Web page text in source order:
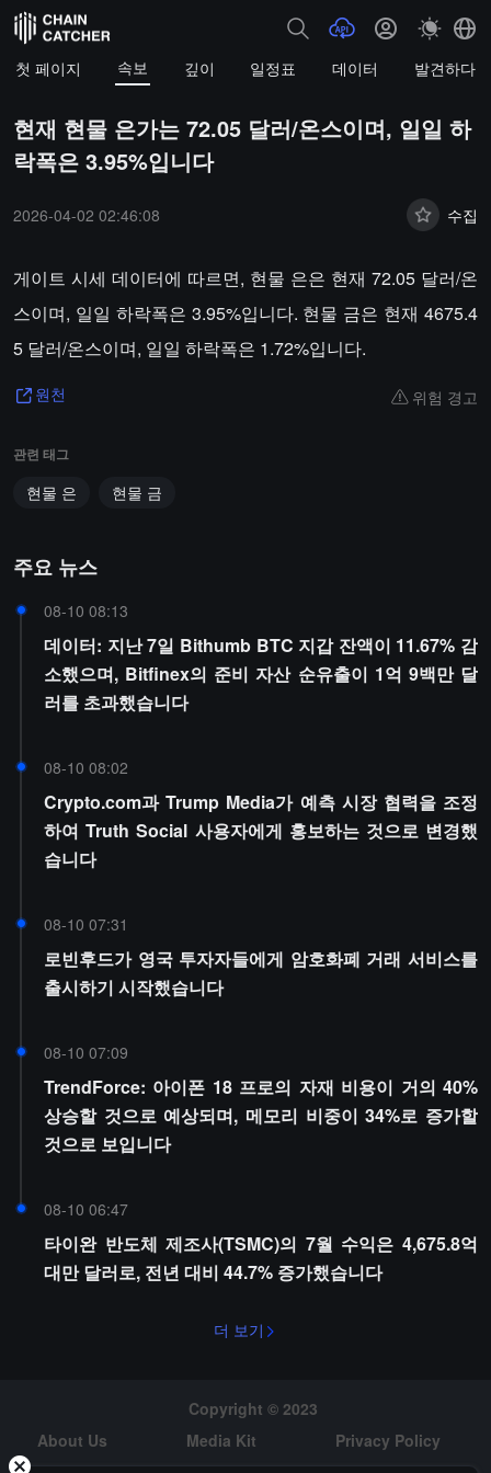
첫 페이지 속보 깊이 일정표 데이터 발견하다
현재 현물 은가는 72.05 달러/온스이며, 일일 하
락폭은 3.95%입니다
2026-04-02 02:46:08 수집
게이트 시세 데이터에 따르면, 현물 은은 현재 72.05 달러/온
스이며, 일일 하락폭은 3.95%입니다. 현물 금은 현재 4675.4
5 달러/온스이며, 일일 하락폭은 1.72%입니다.
원천 위험 경고
관련 태그
현물 은 현물 금
주요 뉴스
08-10 08:13
데이터: 지난 7일 Bithumb BTC 지갑 잔액이 11.67% 감
소했으며, Bitfinex의 준비 자산 순유출이 1억 9백만 달
러를 초과했습니다
08-10 08:02
Crypto.com과 Trump Media가 예측 시장 협력을 조정
하여 Truth Social 사용자에게 홍보하는 것으로 변경했
습니다
08-10 07:31
로빈후드가 영국 투자자들에게 암호화폐 거래 서비스를
출시하기 시작했습니다
08-10 07:09
TrendForce: 아이폰 18 프로의 자재 비용이 거의 40%
상승할 것으로 예상되며, 메모리 비중이 34%로 증가할
것으로 보입니다
08-10 06:47
타이완 반도체 제조사(TSMC)의 7월 수익은 4,675.8억
대만 달러로, 전년 대비 44.7% 증가했습니다
더 보기
Copyright © 2023
About Us
Media Kit
Privacy Policy